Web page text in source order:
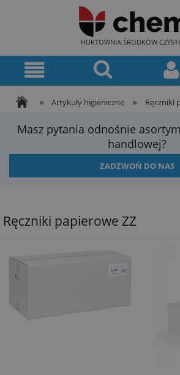
HURTOWNIA ŚRODKÓW
» Artykuły higieniczne » Ręczniki
Masz pytania odnośnie
handlowej?
ZADZWOŃ DO NAS
Ręczniki papierowe ZZ